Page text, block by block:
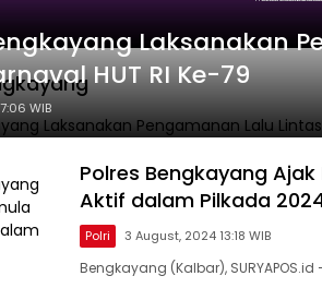
Laksanakan
HUT RI Ke-79
WIB
Polres Bengkayang
Aktif dalam Pilkada
Polri 3 August, 2024 13:18 WIB
Bengkayang (Kalbar),